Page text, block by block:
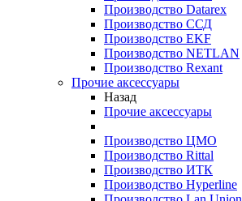
Производство Datarex
Производство ССД
Производство EKF
Производство NETLAN
Производство Rexant
Прочие аксеcсуары
Назад
Прочие аксеcсуары
Производство ЦМО
Производство Rittal
Производство ИТК
Производство Hyperline